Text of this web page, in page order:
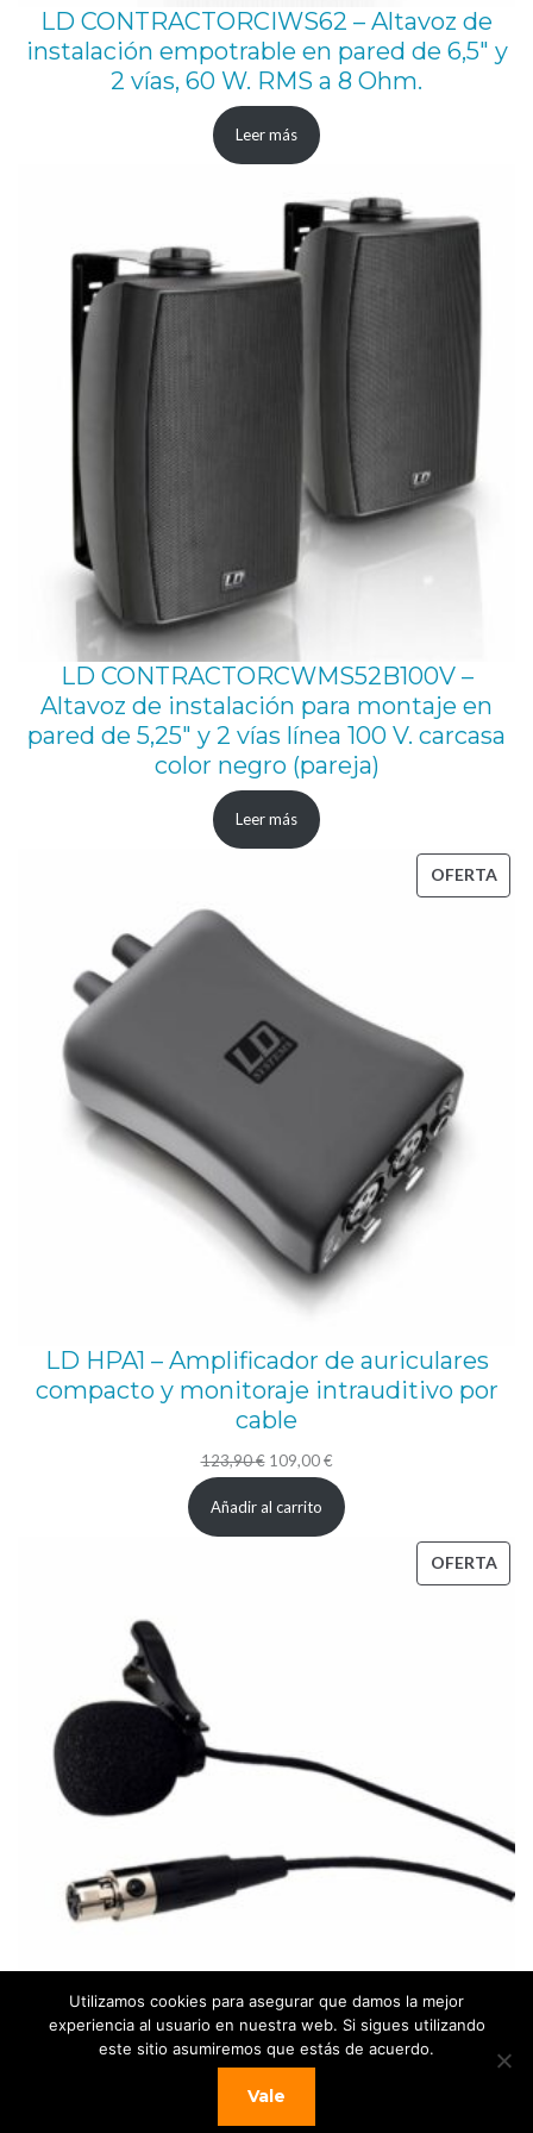
LD CONTRACTORCIWS62 – Altavoz de
instalación empotrable en pared de 6,5″ y
2 vías, 60 W. RMS a 8 Ohm.
Leer más
LD CONTRACTORCWMS52B100V –
Altavoz de instalación para montaje en
pared de 5,25″ y 2 vías línea 100 V. carcasa
color negro (pareja)
Leer más
OFERTA
LD HPA1 – Amplificador de auriculares
compacto y monitoraje intrauditivo por
cable
123,90€ El109,00€El
precio
actual
Añadir al carrito
OFERTA
LD WS100ML – Micrófono Lavalier para
cardioide, Respuesta en frecuencia 20 –
Utilizamos cookies para asegurar que damos la mejor
experiencia al usuario en nuestra web. Si sigues utilizando
este sitio asumiremos que estás de acuerdo.
Vale